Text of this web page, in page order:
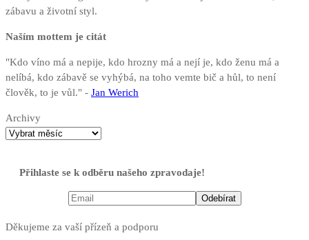
zábavu a životní styl.
Naším mottem je citát
"Kdo víno má a nepije, kdo hrozny má a nejí je, kdo ženu má a
nelíbá, kdo zábavě se vyhýbá, na toho vemte bič a hůl, to není
člověk, to je vůl." - Jan Werich
Archivy
Přihlaste se k odběru našeho zpravodaje!
Děkujeme za vaší přízeň a podporu